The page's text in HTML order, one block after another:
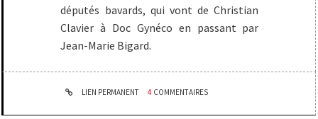
députés bavards, qui vont de Christian
Clavier à Doc Gynéco en passant par
Jean-Marie Bigard.
LIEN PERMANENT 4 COMMENTAIRES